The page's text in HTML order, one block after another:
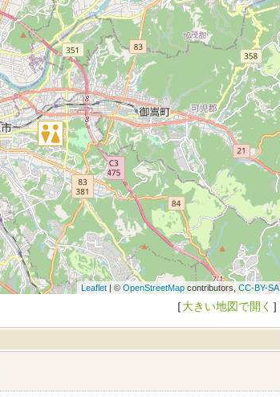
Leaflet| © OpenStreetMapcontributors,CC-BY-SA
［大きい地図で開く ］